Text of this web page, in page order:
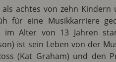
achtes von zehn
für eine Musikkarriere
im Alter von 13 Jahren
ist sein Leben von der
(Kat Graham) und den